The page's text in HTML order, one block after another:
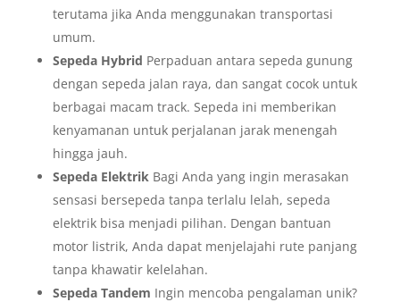
terutama jika Anda menggunakan transportasi
umum.
Sepeda Hybrid Perpaduan antara sepeda gunung
dengan sepeda jalan raya, dan sangat cocok untuk
berbagai macam track. Sepeda ini memberikan
kenyamanan untuk perjalanan jarak menengah
hingga jauh.
Sepeda Elektrik Bagi Anda yang ingin merasakan
sensasi bersepeda tanpa terlalu lelah, sepeda
elektrik bisa menjadi pilihan. Dengan bantuan
motor listrik, Anda dapat menjelajahi rute panjang
tanpa khawatir kelelahan.
Sepeda Tandem Ingin mencoba pengalaman unik?